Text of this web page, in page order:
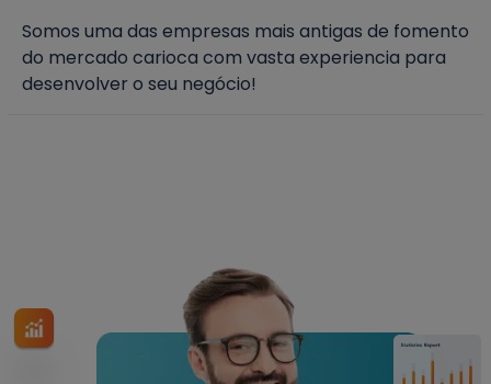
Somos uma das empresas mais antigas de fomento
do mercado carioca com vasta experiencia para
desenvolver o seu negócio!